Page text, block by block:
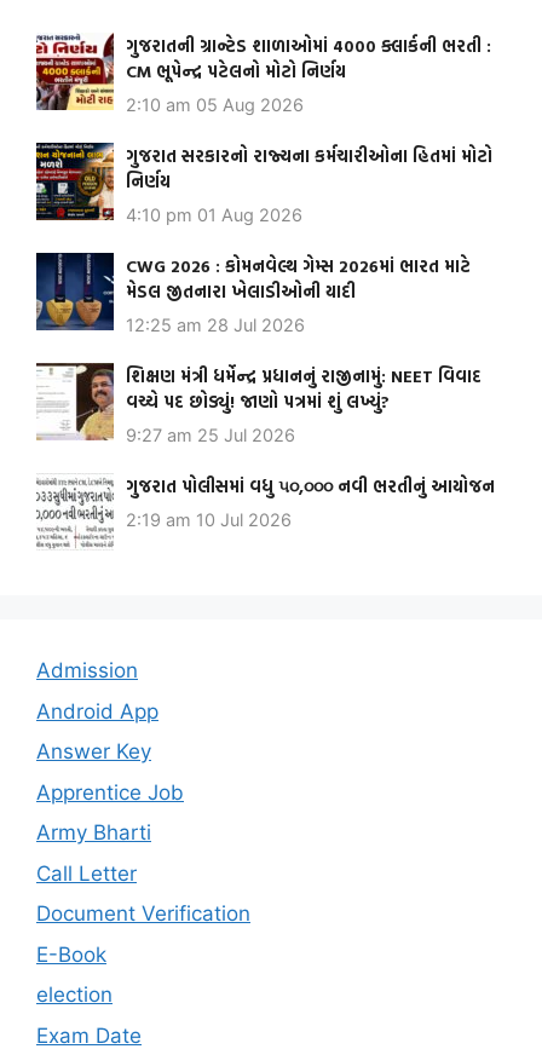
ગુજરાતની ગ્રાન્ટેડ શાળાઓમાં 4000 ક્લાર્કની ભરતી :
CM ભૂપેન્દ્ર પટેલનો મોટો નિર્ણય
2:10 am 05 Aug 2026
ગુજરાત સરકારનો રાજ્યના કર્મચારીઓના હિતમાં મોટો
નિર્ણય
4:10 pm 01 Aug 2026
CWG 2026 : કોમનવેલ્થ ગેમ્સ 2026માં ભારત માટે
મેડલ જીતનારા ખેલાડીઓની યાદી
12:25 am 28 Jul 2026
શિક્ષણ મંત્રી ધર્મેન્દ્ર પ્રધાનનું રાજીનામું: NEET વિવાદ
વચ્ચે પદ છોડ્યું! જાણો પત્રમાં શું લખ્યું?
9:27 am 25 Jul 2026
ગુજરાત પોલીસમાં વધુ ૫૦,૦૦૦ નવી ભરતીનું આયોજન
2:19 am 10 Jul 2026
Admission
Android App
Answer Key
Apprentice Job
Army Bharti
Call Letter
Document Verification
E-Book
election
Exam Date